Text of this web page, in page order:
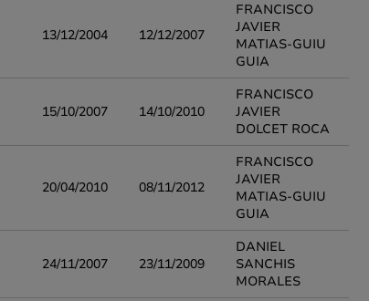
13/12/2004 12/12/2007
FRANCISCO
JAVIER
MATIAS-GUIU
GUIA
15/10/2007 14/10/2010
FRANCISCO
JAVIER
DOLCET ROCA
20/04/2010 08/11/2012
FRANCISCO
JAVIER
MATIAS-GUIU
GUIA
24/11/2007 23/11/2009
DANIEL
SANCHIS
MORALES